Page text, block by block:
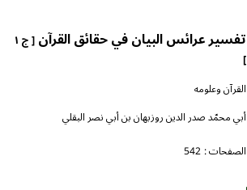
تفسير عرائس البيان في حقائق القرآن
[ ج ١
]
القرآن وعلومه
أبي محمّد صدر الدين روزبهان بن أبي نصر البقلي
الصفحات : 542